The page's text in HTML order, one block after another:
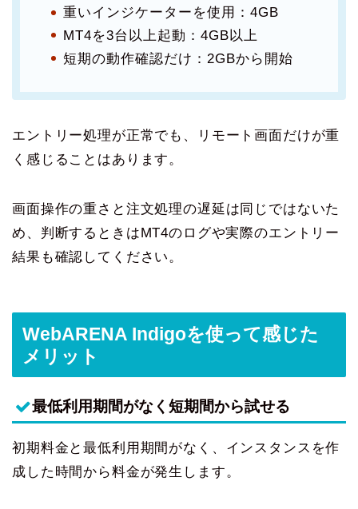
重いインジケーターを使用：4GB
MT4を3台以上起動：4GB以上
短期の動作確認だけ：2GBから開始
エントリー処理が正常でも、リモート画面だけが重
く感じることはあります。
画面操作の重さと注文処理の遅延は同じではないた
め、判断するときはMT4のログや実際のエントリー
結果も確認してください。
WebARENA Indigoを使って感じた
メリット
最低利用期間がなく短期間から試せる
初期料金と最低利用期間がなく、インスタンスを作
成した時間から料金が発生します。